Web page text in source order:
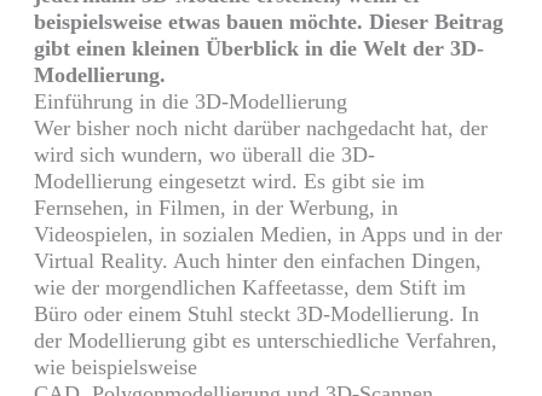
beispielsweise etwas bauen möchte. Dieser Beitrag
gibt einen kleinen Überblick in die Welt der3D-
Modellierung.
Einführung in die 3D-Modellierung
Wer bisher noch nicht darüber nachgedacht hat, der
wird sich wundern, wo überall die 3D-
Modellierung eingesetzt wird. Es gibt sie im
Fernsehen, in Filmen, in der Werbung, in
Videospielen, in sozialen Medien, in Apps und in der
VirtualReality. Auch hinter den einfachen Dingen,
wie der morgendlichen Kaffeetasse, dem Stift im
Büro oder einem Stuhl steckt 3D-Modellierung. In
der Modellierung gibt es unterschiedliche Verfahren,
wie beispielsweise